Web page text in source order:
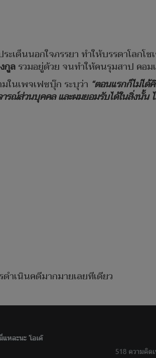
เด็นนอกใจภรรยา ทำให้บรรดาโลกโ
กูลรวมอยู่ด้วย จนทำให้คนรุมสาป คอ
ในเพจเฟซบุ๊ก ระบุว่า “ตอนแรกก็ไม่ได้
ารณ์ส่วนบุคคล และผมยอมรับได้ในสิ่งนั้น
ำเนินคดีมากมายเลยทีเดียว